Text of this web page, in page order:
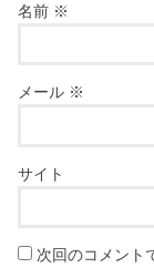
名前 ※
メール ※
サイト
次回のコメント